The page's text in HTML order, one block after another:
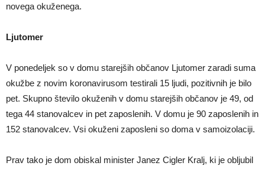
novega okuženega.
Ljutomer
V ponedeljek so v domu starejših občanov Ljutomer zaradi suma
okužbe z novim koronavirusom testirali 15 ljudi, pozitivnih je bilo
pet. Skupno število okuženih v domu starejših občanov je 49, od
tega 44 stanovalcev in pet zaposlenih. V domu je 90 zaposlenih in
152 stanovalcev. Vsi okuženi zaposleni so doma v samoizolaciji.
Prav tako je dom obiskal minister Janez Cigler Kralj, ki je obljubil